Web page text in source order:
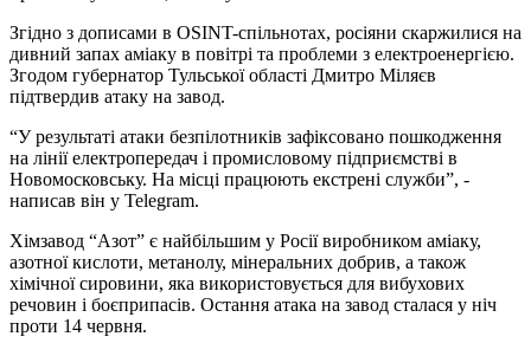
Згідно з дописами в OSINT-спільнотах, росіяни скаржилися на
дивний запах аміаку в повітрі та проблеми з електроенергією.
Згодом губернатор Тульської області Дмитро Міляєв
підтвердив атаку на завод.
“У результаті атаки безпілотників зафіксовано пошкодження
на лінії електропередач і промисловому підприємстві в
Новомосковську. На місці працюють екстрені служби”, -
написав він у Telegram.
Хімзавод “Азот” є найбільшим у Росії виробником аміаку,
азотної кислоти, метанолу, мінеральних добрив, а також
хімічної сировини, яка використовується для вибухових
речовин і боєприпасів. Остання атака на завод сталася у ніч
проти 14 червня.